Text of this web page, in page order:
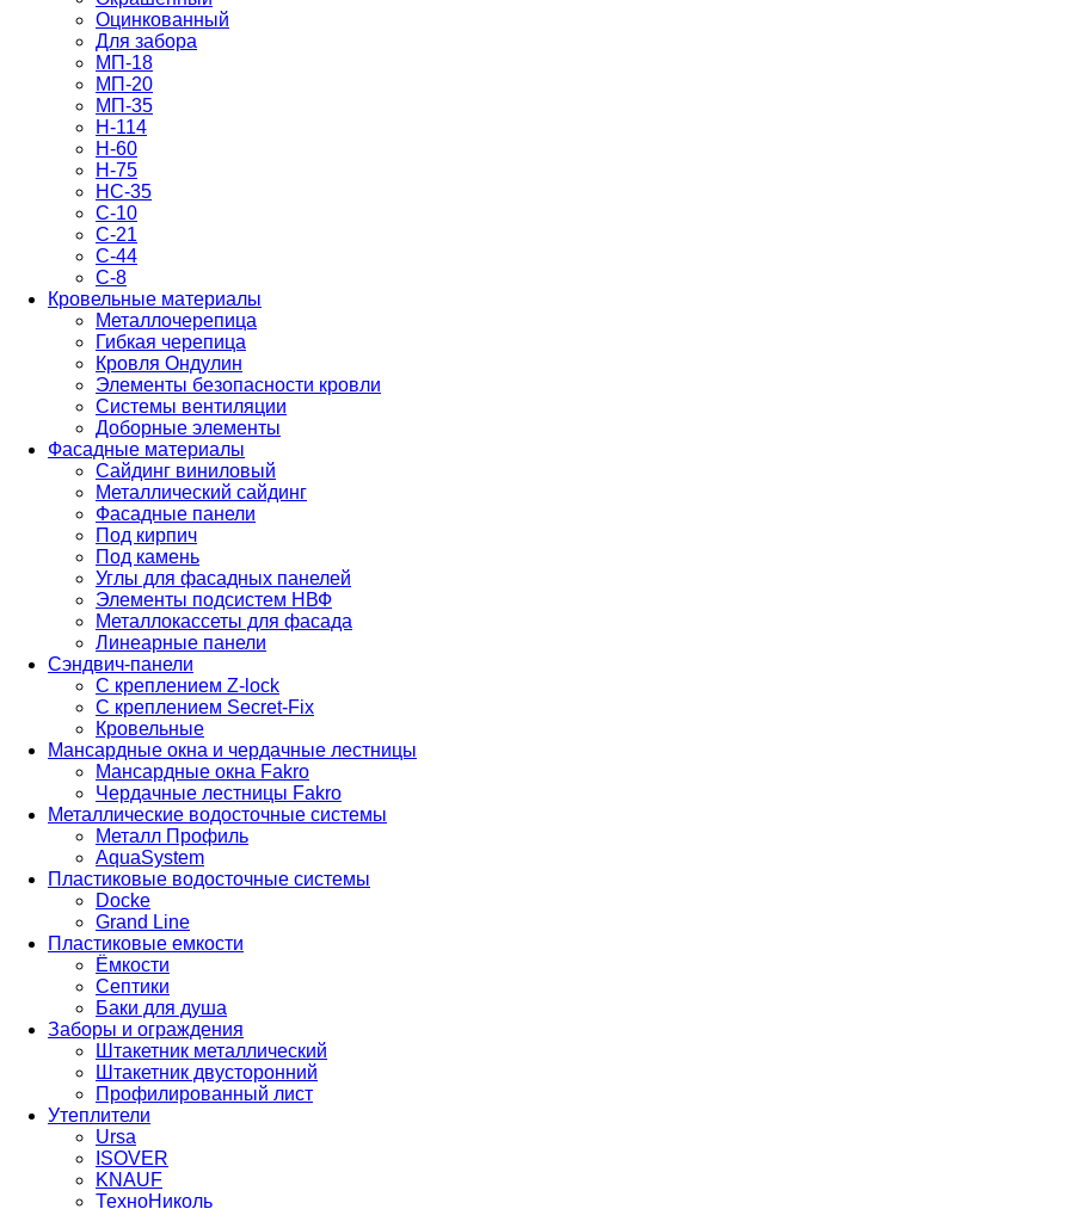
Оцинкованный
Для забора
МП-18
МП-20
МП-35
Н-114
Н-60
Н-75
НС-35
С-10
С-21
С-44
С-8
Кровельные материалы
Металлочерепица
Гибкая черепица
Кровля Ондулин
Элементы безопасности кровли
Системы вентиляции
Доборные элементы
Фасадные материалы
Сайдинг виниловый
Металлический сайдинг
Фасадные панели
Под кирпич
Под камень
Углы для фасадных панелей
Элементы подсистем НВФ
Металлокассеты для фасада
Линеарные панели
Сэндвич-панели
С креплением Z-lock
С креплением Secret-Fix
Кровельные
Мансардные окна и чердачные лестницы
Мансардные окна Fakro
Чердачные лестницы Fakro
Металлические водосточные системы
Металл Профиль
AquaSystem
Пластиковые водосточные системы
Docke
Grand Line
Пластиковые емкости
Ёмкости
Септики
Баки для душа
Заборы и ограждения
Штакетник металлический
Штакетник двусторонний
Профилированный лист
Утеплители
Ursa
ISOVER
KNAUF
ТехноНиколь